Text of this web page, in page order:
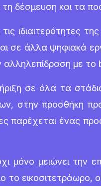
δέσμευση και τα
ιδιαιτερότητες
σε άλλα ψηφιακά
με
σε όλα τα
στην προσθήκη
παρέχεται ένας
μόνο μειώνει την
το